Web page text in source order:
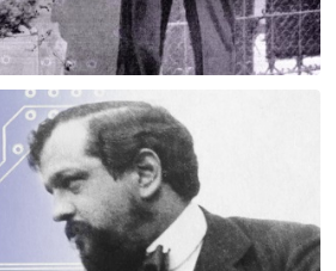
Ravel
par Francis Gorgé